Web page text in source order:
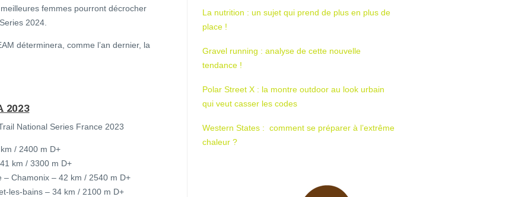
femmes pourront décrocher
2024.
déterminera, comme l’an dernier, la
2023
National Series France 2023
/ 2400 m D+
km / 3300 m D+
Chamonix – 42 km / 2540 m D+
les-bains – 34 km / 2100 m D+
La nutrition : un sujet qui prend de plus en plus de
place !
Gravel running : analyse de cette nouvelle
tendance !
Polar Street X : la montre outdoor au look urbain
qui veut casser les codes
Western States : comment se préparer à l’extrême
chaleur ?